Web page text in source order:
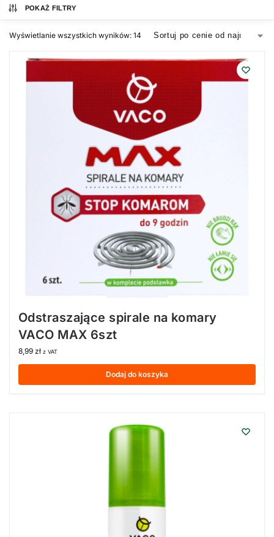
POKAŻ FILTRY
Wyświetlanie wszystkich wyników: 14
Odstraszające spirale na komary
VACO MAX 6szt
8,99 zł z VAT
Dodaj do koszyka